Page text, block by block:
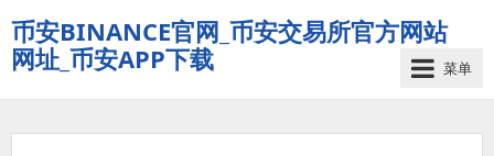
币安BINANCE官网_币安交易所官方网站
网址_币安APP下载
菜单